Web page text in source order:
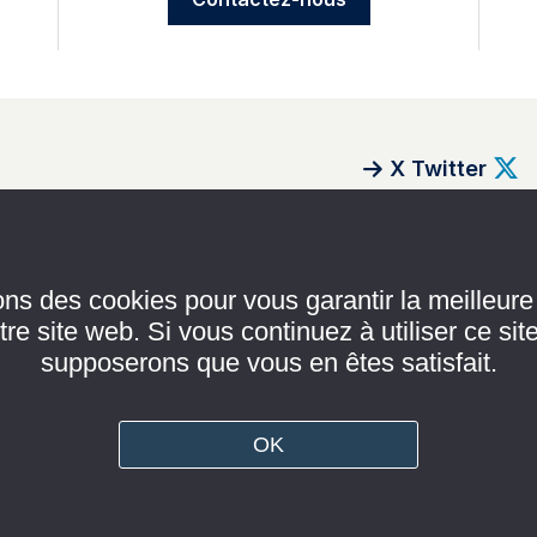
X Twitter
DÉCRYPTAGES
RENCONTRES
REGARDS
GRAND FORMAT
des cookies pour vous garantir la
site web. Si vous continuez à utiliser ce
supposerons que vous en êtes satisfait.
OK